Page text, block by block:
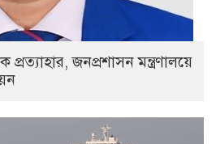
জনপ্রশাসন মন্ত্রণালয়ে